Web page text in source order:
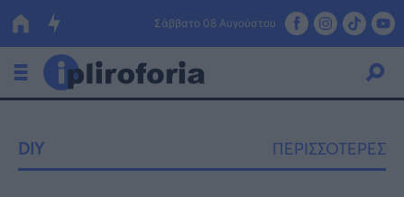
Σάββατο 08 Αυγούστου
Οικονομία
DIY ΠΕΡΙΣΣΟΤΕΡΕΣ